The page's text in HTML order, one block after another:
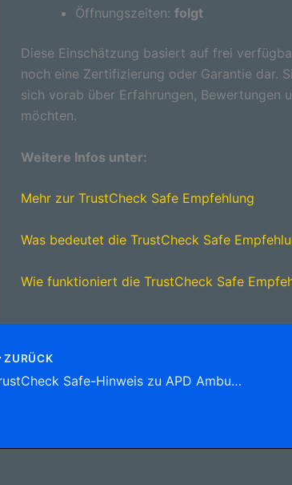
Öffnungszeiten: folgt
Diese Einschätzung basiert auf frei
noch eine Zertifizierung oder Garantie dar.
sich vorab über Erfahrungen, Bewertungen
möchten.
Weitere Infos unter:
Mehr zur TrustCheck Safe Empfehlung
Was bedeutet die TrustCheck Safe
Wie funktioniert die TrustCheck Safe
ZURÜCK
TrustCheck Safe-Hinweis zu APD Ambulante Pflegedienste Meinerzhagen GmbH Genkeler Str. 24f, 58540 Meinerzhagen Tel: 0800 6 34 63 79